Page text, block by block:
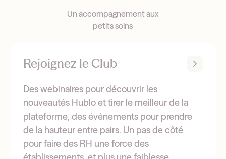
Un accompagnement aux
petits soins
Rejoignez le Club
Des webinaires pour découvrir les
nouveautés Hublo et tirer le meilleur de la
plateforme, des événements pour prendre
de la hauteur entre pairs. Un pas de côté
pour faire des RH une force des